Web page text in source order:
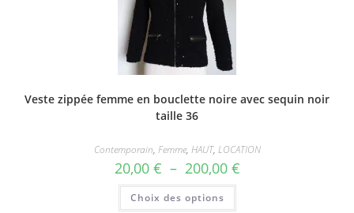
Veste zippée femme en bouclette noire avec sequin noir
taille 36
Contemporain, Femme, HAUT, LOCATION
20,00 € – 200,00 €Plage
de
Choix des options
Ce